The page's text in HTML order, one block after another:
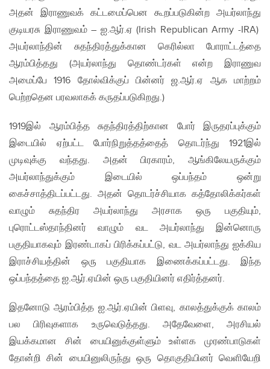
அதன் இராணுவக் கட்டமைப்பென கூறப்படுகின்ற அயர்லாந்து
குடியரசு இராணுவம் – ஐ.ஆர்.ஏ (Irish Republican Army -IRA)
அயர்லாந்தின் சுதந்திரத்துக்கான கெரில்லா போராட்டத்தை
ஆரம்பித்தது (அயர்லாந்து தொண்டர்கள் என்ற இராணுவ
அமைப்பே 1916 தோல்விக்குப் பின்னர் ஜ.ஆர்.ஏ ஆக மாற்றம்
பெற்றதென பரவலாகக் கருதப்படுகிறது.)
1919இல் ஆரம்பித்த சுதந்திரத்திற்கான போர் இருதரப்புக்கும்
இடையில் ஏற்பட்ட போர்நிறுத்தத்தைத் தொடர்ந்து 1921இல்
முடிவுக்கு வந்தது. அதன் பிரகாரம், ஆங்கிலேயருக்கும்
அயர்லாந்துக்கும் இடையில் ஒப்பந்தம் ஒன்று
கைச்சாத்திடப்பட்டது. அதன் தொடர்ச்சியாக கத்தோலிக்கர்கள்
வாழும் சுதந்திர அயர்லாந்து அரசாக ஒரு பகுதியும்,
புரொட்டஸ்தாந்தினர் வாழும் வட அயர்லாந்து இன்னொரு
பகுதியாகவும் இரண்டாகப் பிரிக்கப்பட்டு, வட அயர்லாந்து ஐக்கிய
இராச்சியத்தின் ஒரு பகுதியாக இணைக்கப்பட்டது. இந்த
ஒப்பந்தத்தை ஐ.ஆர்.ஏயின் ஒரு பகுதியினர் எதிர்த்தனர்.
இதனோடு ஆரம்பித்த ஐ.ஆர்.ஏயின் பிளவு, காலத்துக்குக் காலம்
பல பிரிவுகளாக உருவெடுத்தது. அதேவேளை, அரசியல்
இயக்கமான சின் பையினுக்குள்ளும் உள்ளக முரண்பாடுகள்
தோன்றி சின் பையினுலிருந்து ஒரு தொகுதியினர் வெளியேறி